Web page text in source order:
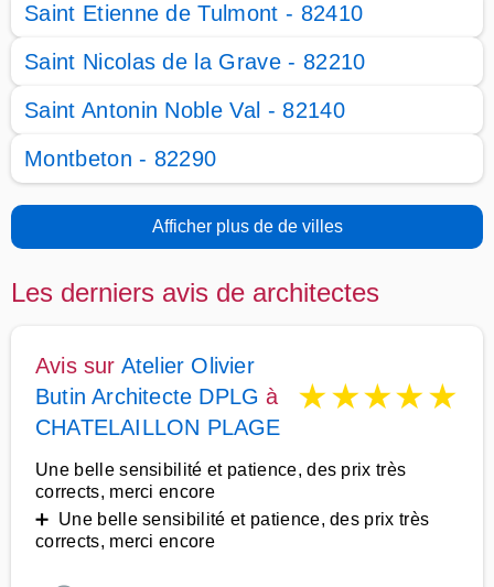
Saint Etienne de Tulmont - 82410
Saint Nicolas de la Grave - 82210
Saint Antonin Noble Val - 82140
Montbeton - 82290
Afficher plus de de villes
Les derniers avis de architectes
Avis sur Atelier Olivier
Butin Architecte DPLG à
CHATELAILLON PLAGE
★★★★★
Une belle sensibilité et patience, des prix très
corrects, merci encore
➕ Une belle sensibilité et patience, des prix très
corrects, merci encore